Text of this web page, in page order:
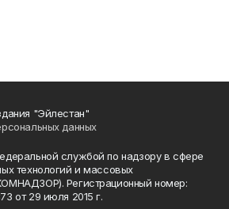
"Эйлестан"
данных
службой по надзору в сфере
технологий и массовых
Регистрационный номер:
от 29 июля 2015 г.